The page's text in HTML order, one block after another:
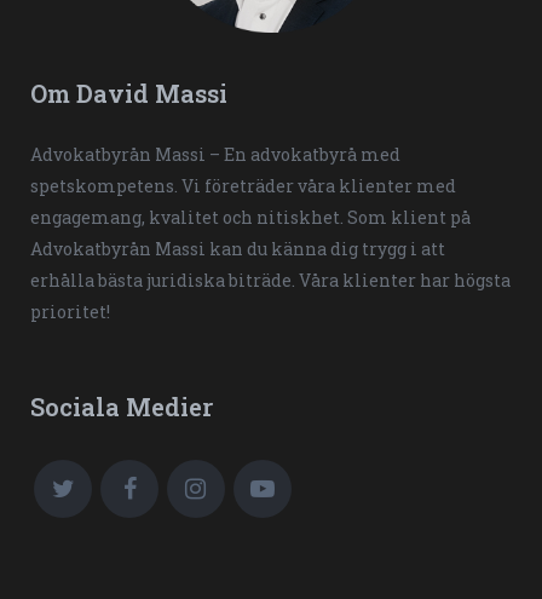
Om David Massi
Advokatbyrån Massi – En advokatbyrå med
spetskompetens. Vi företräder våra klienter med
engagemang, kvalitet och nitiskhet. Som klient på
Advokatbyrån Massi kan du känna dig trygg i att
erhålla bästa juridiska biträde. Våra klienter har högsta
prioritet!
Sociala Medier